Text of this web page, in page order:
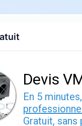
gratuit Contact
de gaz
: guide